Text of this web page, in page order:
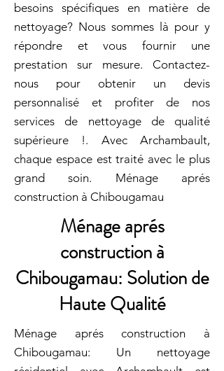
besoins spécifiques en matière de
nettoyage? Nous sommes là pour y
répondre et vous fournir une
prestation sur mesure. Contactez-
nous pour obtenir un devis
personnalisé et profiter de nos
services de nettoyage de qualité
supérieure !. Avec Archambault,
chaque espace est traité avec le plus
grand soin. Ménage aprés
construction à Chibougamau
Ménage aprés
construction à
Chibougamau: Solution de
Haute Qualité
Ménage aprés construction à
Chibougamau: Un nettoyage